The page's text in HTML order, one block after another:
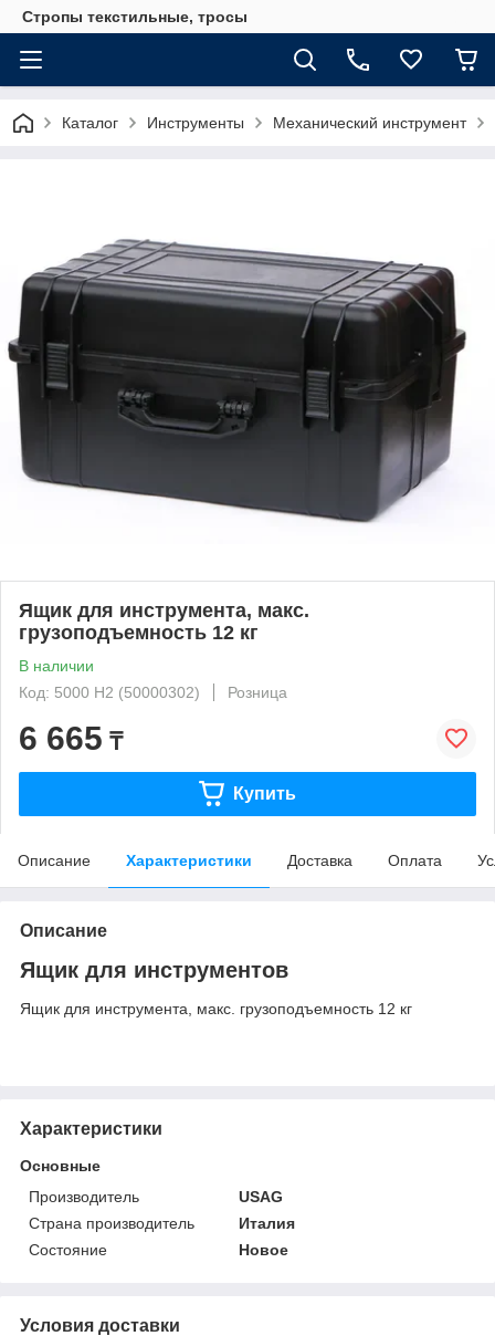
Стропы текстильные, тросы
Каталог Инструменты Механический инструмент
Ящик для инструмента, макс.
грузоподъемность 12 кг
В наличии
Код: 5000 H2 (50000302)
Розница
6 665 ₸
Купить
Описание Характеристики Доставка Оплата
Описание
Ящик для инструментов
Ящик для инструмента, макс. грузоподъемность 12 кг
Характеристики
Основные
Производитель
USAG
Страна производитель
Италия
Состояние
Новое
Условия доставки